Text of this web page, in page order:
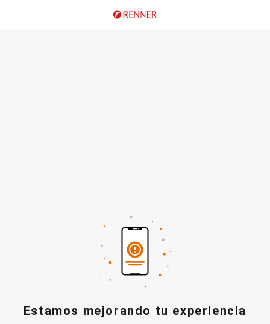
Estamos mejorando tu experiencia